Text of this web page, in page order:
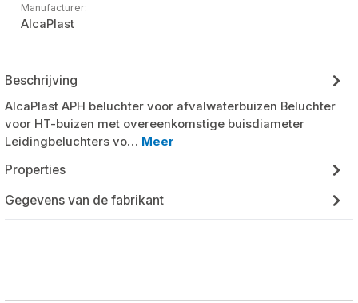
Manufacturer:
AlcaPlast
Beschrijving
AlcaPlast APH beluchter voor afvalwaterbuizen Beluchter
voor HT-buizen met overeenkomstige buisdiameter
Leidingbeluchters vo… Meer
Properties
Gegevens van de fabrikant